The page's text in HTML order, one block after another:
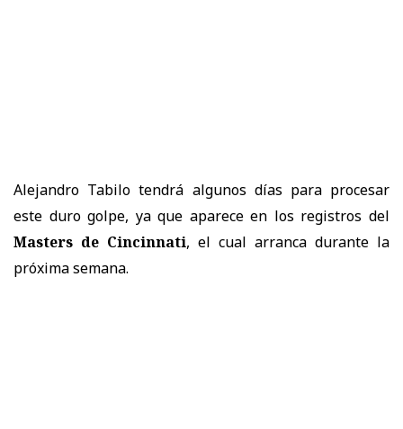
Alejandro Tabilo tendrá algunos días para procesar
este duro golpe, ya que aparece en los registros del
Masters de Cincinnati, el cual arranca durante la
próxima semana.